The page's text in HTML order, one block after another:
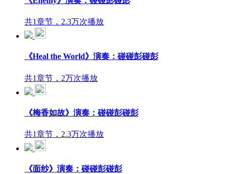
共1章节，2.3万次播放
《Heal the World》演奏：碰碰彭碰彭
共1章节，2万次播放
《梅香如故》演奏：碰碰彭碰彭
共1章节，2.3万次播放
《面纱》演奏：碰碰彭碰彭